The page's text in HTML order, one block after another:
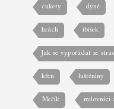
cukety
dýně
hrách
ibišek
Jak se vypořádat se
křen
luštěniny
Mečík
milovníci